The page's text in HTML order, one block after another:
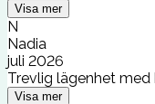
Visa mer
N
Nadia
juli 2026
Trevlig lägenhet med
Visa mer